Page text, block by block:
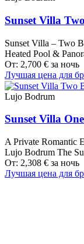
Sunset Villa
Sunset Villa – Two
Heated Pool &
От: 2,700 € за ночь
Лучшая цена для
Lujo Bodrum
Sunset Villa
A Private Romantic
Lujo Bodrum The
От: 2,308 € за ночь
Лучшая цена для